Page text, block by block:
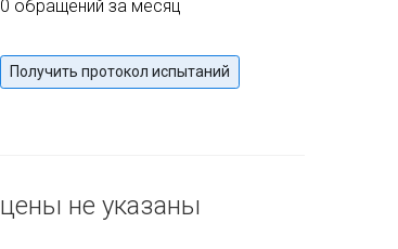
0 обращений за месяц
Получить протокол испытаний
цены не указаны